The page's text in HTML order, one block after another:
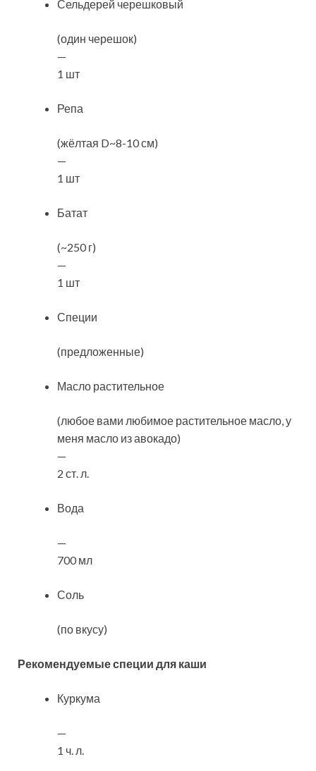
Сельдерей черешковый
(один черешок)
—
1 шт
Репа
(жёлтая D~8-10 см)
—
1 шт
Батат
(~250 г)
—
1 шт
Специи
(предложенные)
Масло растительное
(любое вами любимое растительное масло, у
меня масло из авокадо)
—
2 ст. л.
Вода
—
700 мл
Соль
(по вкусу)
Рекомендуемые специи для каши
Куркума
—
1 ч. л.